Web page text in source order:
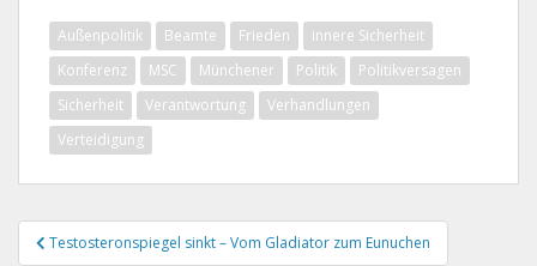
Außenpolitik Beamte Frieden
innere Sicherheit
Konferenz
MSC Münchener Politik
Politikversagen
Sicherheit
Verantwortung
Verhandlungen
Verteidigung
Beitragsnavigation
Testosteronspiegel sinkt – Vom Gladiator zum Eunuchen